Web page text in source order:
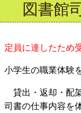
図書館
定員に達したため
小学生の職業体験
貸出・返却・配
司書の仕事内容を